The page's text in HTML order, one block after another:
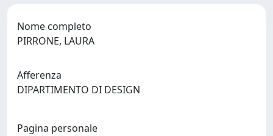
Nome completo
PIRRONE, LAURA
Afferenza
DIPARTIMENTO DI DESIGN
Pagina personale